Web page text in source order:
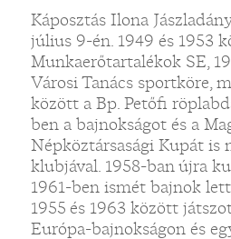
Káposztás Ilona
július 9-én. 1949 és 1953
Munkaerőtartalékok SE,
Városi Tanács sportköre,
között a Bp. Petőfi
ben a bajnokságot és a
Népköztársasági Kupát is
klubjával. 1958-ban újra
1961-ben ismét bajnok
1955 és 1963 között
Európa-bajnokságon és